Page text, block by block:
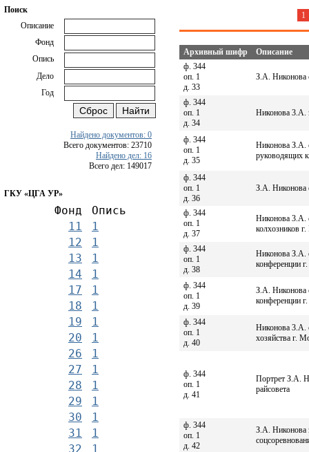
Поиск
Описание
Фонд
Опись
Дело
Год
Найдено документов: 0
Всего документов: 23710
Найдено дел: 16
Всего дел: 149017
ГКУ «ЦГА УР»
Фонд
Опись
11
1
12
1
13
1
14
1
17
1
18
1
19
1
20
1
26
1
27
1
28
1
29
1
30
1
31
1
32
1
1
Архивный шифр
Описание
ф. 344
оп. 1
д. 33
З.А. Никонова
ф. 344
оп. 1
д. 34
Никонова 3.А.
ф. 344
оп. 1
д. 35
Никонова З.А.
руководящих
ф. 344
оп. 1
д. 36
З.А. Никонова
ф. 344
оп. 1
д. 37
Никонова 3.А.
колхозников
ф. 344
оп. 1
д. 38
Никонова З.А.
конференции
ф. 344
оп. 1
д. 39
З.А. Никонова
конференции
ф. 344
оп. 1
д. 40
Никонова 3.А.
хозяйства г.
ф. 344
оп. 1
д. 41
Портрет З.А.
райсовета
ф. 344
оп. 1
д. 42
З.А. Никонова